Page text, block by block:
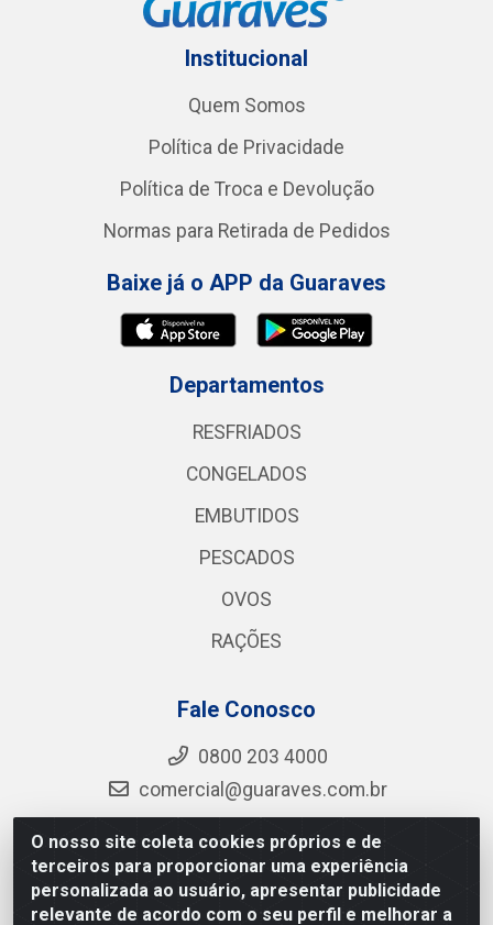
O nosso site coleta cookies próprios e de
terceiros para proporcionar uma experiência
personalizada ao usuário, apresentar publicidade
relevante de acordo com o seu perfil e melhorar a
Institucional
Quem Somos
Política de Privacidade
Política de Troca e Devolução
Normas para Retirada de Pedidos
Baixe já o APP da Guaraves
Departamentos
RESFRIADOS
CONGELADOS
EMBUTIDOS
PESCADOS
OVOS
RAÇÕES
Fale Conosco
0800 203 4000
comercial@guaraves.com.br
Guaraves - PB 075 KM 2, S/N - Zona Rural, Guarabira/PB
- CEP 58.200-000 - CNPJ 12.727.145/0001-78